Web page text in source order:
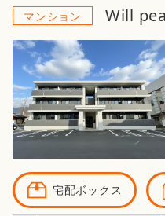
マンション Will
宅配ボックス